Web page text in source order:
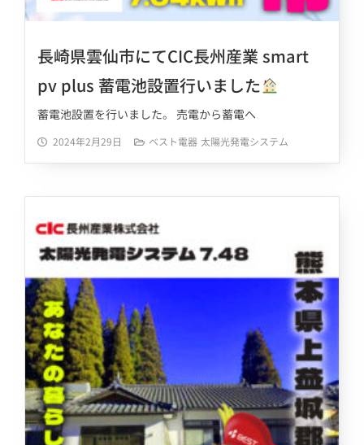
長崎県雲仙市にてCIC長州産業 smart
pv plus 蓄電池設置行いました
蓄電池設置を行いました。 売電から蓄電へ
2024年2月29日 ベスト電器 太陽光発電システム